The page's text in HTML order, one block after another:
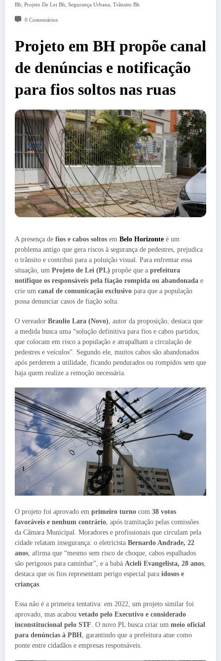
Bh, Projeto De Lei Bh, Segurança Urbana, Trânsito Bh
0 Comentários
Projeto em BH propõe canal
de denúncias e notificação
para fios soltos nas ruas
A presença de fios e cabos soltos em Belo Horizonte é um
problema antigo que gera riscos à segurança de pedestres, prejudica
o trânsito e contribui para a poluição visual. Para enfrentar essa
situação, um Projeto de Lei (PL) propõe que a prefeitura
notifique os responsáveis pela fiação rompida ou abandonada e
crie um canal de comunicação exclusivo para que a população
possa denunciar casos de fiação solta.
O vereador Braulio Lara (Novo), autor da proposição, destaca que
a medida busca uma “solução definitiva para fios e cabos partidos,
que colocam em risco a população e atrapalham a circulação de
pedestres e veículos”. Segundo ele, muitos cabos são abandonados
após perderem a utilidade, ficando pendurados ou rompidos sem que
haja quem realize a remoção necessária.
O projeto foi aprovado em primeiro turno com 38 votos
favoráveis e nenhum contrário, após tramitação pelas comissões
da Câmara Municipal. Moradores e profissionais que circulam pela
cidade relatam insegurança: o eletricista Bernardo Andrade, 22
anos, afirma que “mesmo sem risco de choque, cabos espalhados
são perigosos para caminhar”, e a babá Acieli Evangelista, 28 anos,
destaca que os fios representam perigo especial para idosos e
crianças.
Essa não é a primeira tentativa: em 2022, um projeto similar foi
aprovado, mas acabou vetado pelo Executivo e considerado
inconstitucional pelo STF. O novo PL busca criar um meio oficial
para denúncias à PBH, garantindo que a prefeitura atue como
ponte entre cidadãos e empresas responsáveis.